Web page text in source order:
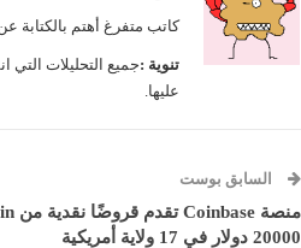
كاتب متفرغ أهتم بالكتابة
تنوية :جميع التحليلات التي
عليها.
السابق بوست
20000 دولار في 17 ولاية أمريكية